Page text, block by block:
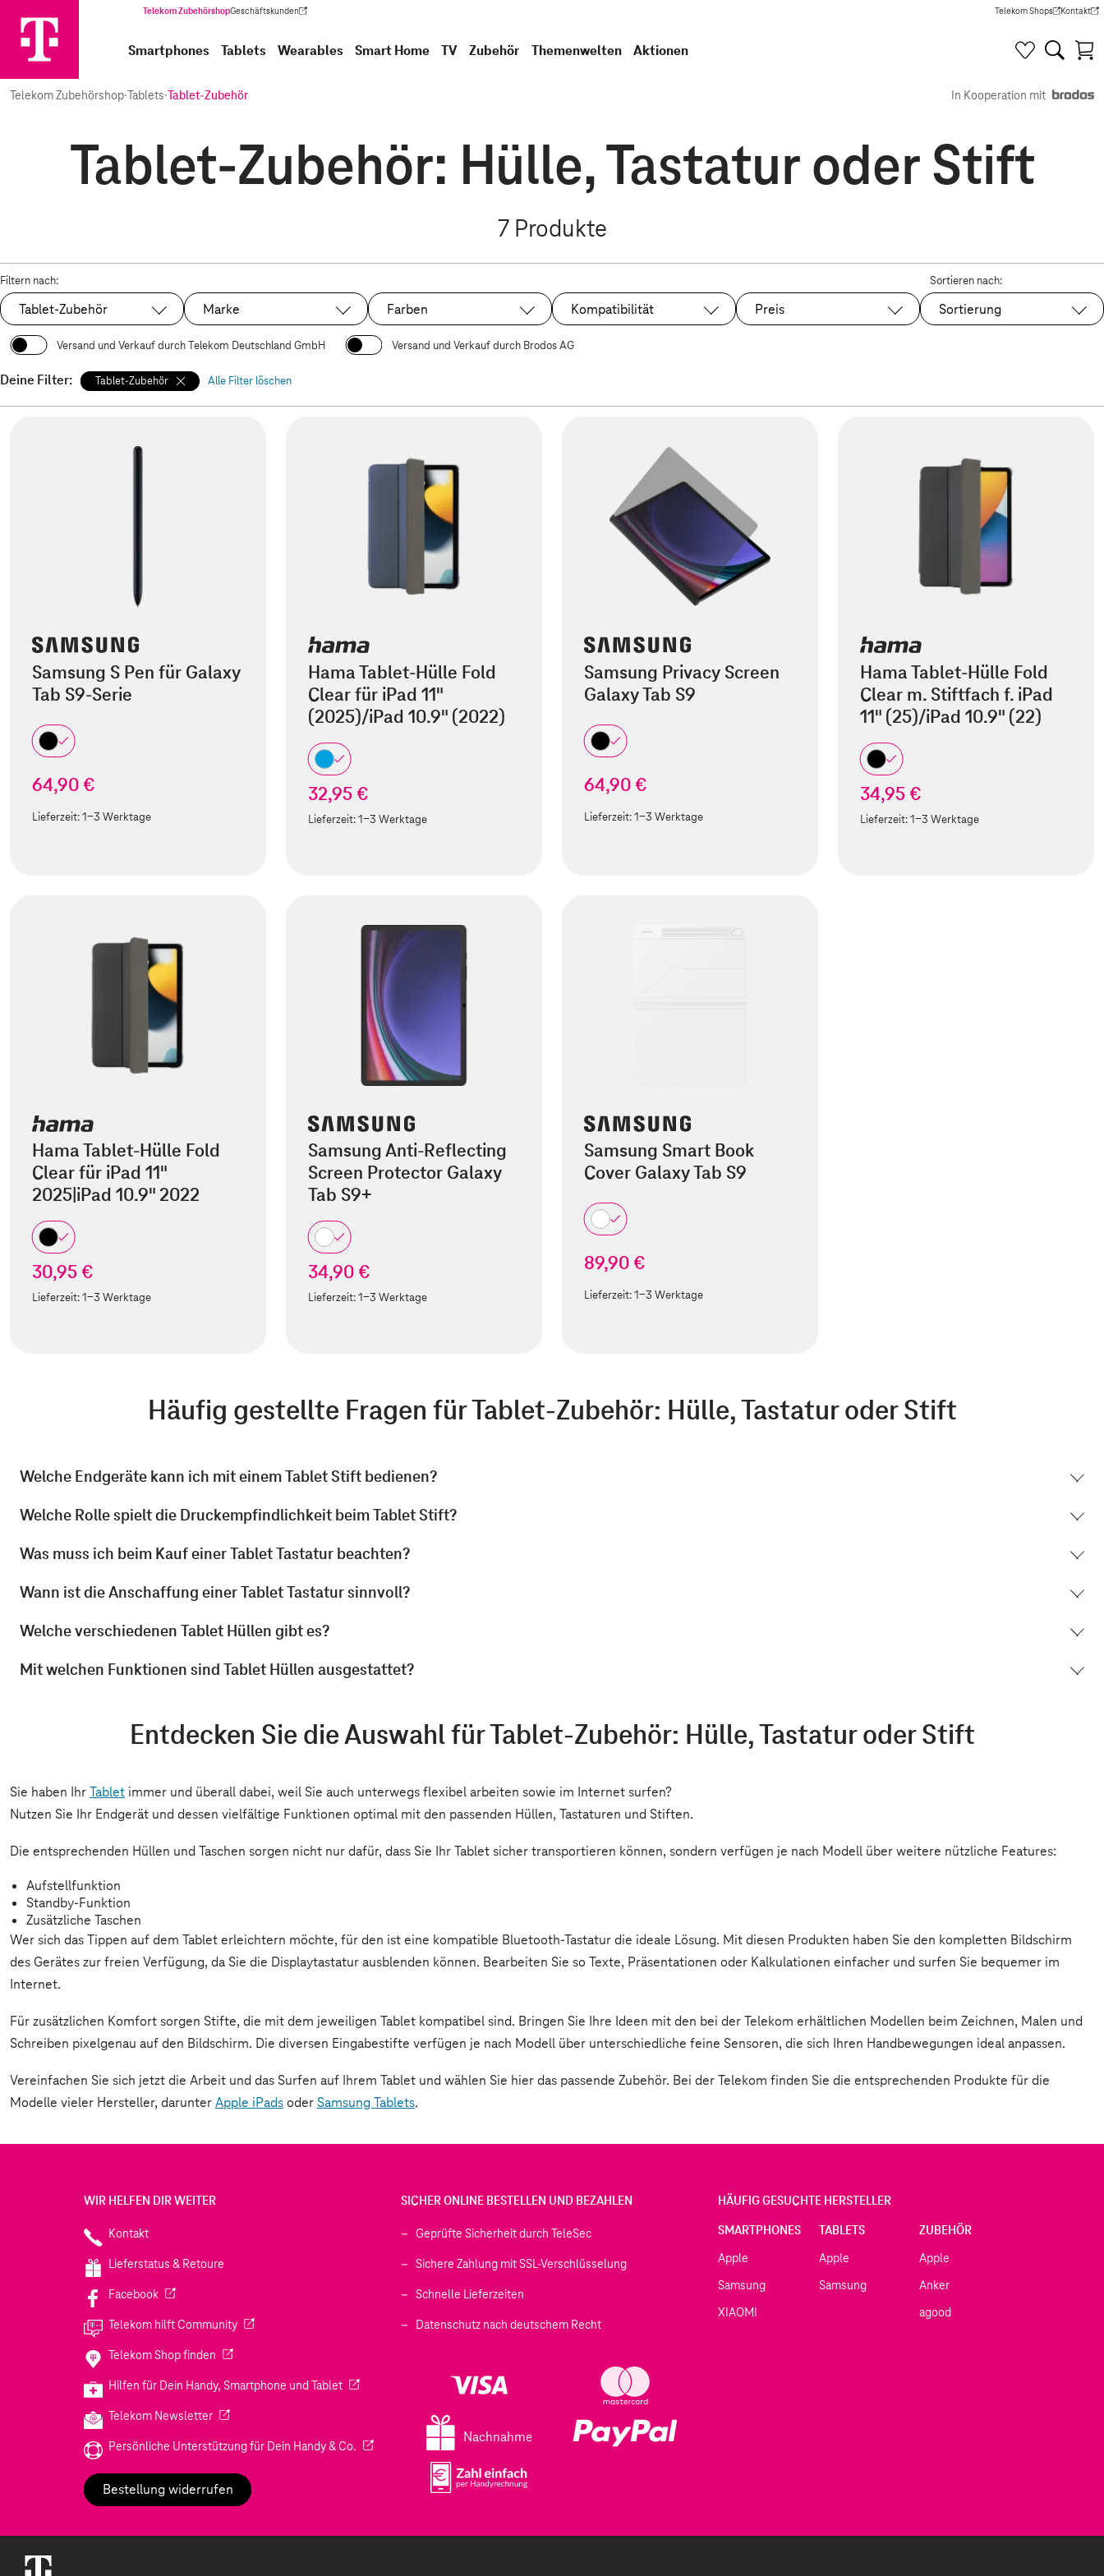
Telekom ZubehörshopGeschäftskunden
(Wird in einem neuen Tab geöffnet) Telekom Shops
(Wird in einem neuen Tab
Kontakt
(Wird in
Smartphones Tablets Wearables Smart Home TV Zubehör Themenwelten Aktionen
Telekom Zubehörshop·Tablets·Tablet-Zubehör In Kooperation mit
Tablet-Zubehör: Hülle, Tastatur oder Stift
7 Produkte
Filtern nach:
Ausgewählt:
Tablet-Zubehör Marke Farben Kompatibilität Preis
Sortieren nach:
Sortierung
Versand und Verkauf durch Telekom Deutschland GmbH Versand und Verkauf durch Brodos AG
Deine Filter: Tablet-Zubehör Alle Filter löschen
Samsung S Pen für Galaxy
Tab S9-Serie
64,90 €
Lieferzeit:1-3 Werktage
Hama Tablet-Hülle Fold
Clear für iPad 11"
(2025)/iPad 10.9" (2022)
32,95 €
Lieferzeit:1-3 Werktage
Samsung Privacy Screen
Galaxy Tab S9
64,90 €
Lieferzeit:1-3 Werktage
Hama Tablet-Hülle Fold
Clear m. Stiftfach f. iPad
11" (25)/iPad 10.9" (22)
34,95 €
Lieferzeit:1-3 Werktage
Hama Tablet-Hülle Fold
Clear für iPad 11"
2025|iPad 10.9" 2022
30,95 €
Lieferzeit:1-3 Werktage
Samsung Anti-Reflecting
Screen Protector Galaxy
Tab S9+
34,90 €
Lieferzeit:1-3 Werktage
Samsung Smart Book
Cover Galaxy Tab S9
89,90 €
Lieferzeit:1-3 Werktage
Häufig gestellte Fragen fürTablet-Zubehör: Hülle, Tastatur oder Stift
Welche Endgeräte kann ich mit einem Tablet Stift bedienen?
Welche Rolle spielt die Druckempfindlichkeit beim Tablet Stift?
Was muss ich beim Kauf einer Tablet Tastatur beachten?
Wann ist die Anschaffung einer Tablet Tastatur sinnvoll?
Welche verschiedenen Tablet Hüllen gibt es?
Mit welchen Funktionen sind Tablet Hüllen ausgestattet?
Entdecken Sie die Auswahl fürTablet-Zubehör: Hülle, Tastatur oder Stift
Sie haben IhrTablet immer und überall dabei, weil Sie auch unterwegs flexibel arbeiten sowie im Internet surfen?
Nutzen Sie Ihr Endgerät und dessen vielfältige Funktionen optimal mit den passenden Hüllen, Tastaturen und Stiften.
Die entsprechenden Hüllen und Taschen sorgen nicht nur dafür, dass Sie Ihr Tablet sicher transportieren können, sondern verfügen je nach Modell über weitere nützliche Features:
Aufstellfunktion
Standby-Funktion
Zusätzliche Taschen
Wer sich das Tippen auf dem Tablet erleichtern möchte, für den ist eine kompatible Bluetooth-Tastatur die ideale Lösung. Mit diesen Produkten haben Sie den kompletten Bildschirm
des Gerätes zur freien Verfügung, da Sie die Displaytastatur ausblenden können. Bearbeiten Sie so Texte, Präsentationen oder Kalkulationen einfacher und surfen Sie bequemer im
Internet.
Für zusätzlichen Komfort sorgen Stifte, die mit dem jeweiligen Tablet kompatibel sind. Bringen Sie Ihre Ideen mit den bei der Telekom erhältlichen Modellen beim Zeichnen, Malen und
Schreiben pixelgenau auf den Bildschirm. Die diversen Eingabestifte verfügen je nach Modell über unterschiedliche feine Sensoren, die sich Ihren Handbewegungen ideal anpassen.
Vereinfachen Sie sich jetzt die Arbeit und das Surfen auf Ihrem Tablet und wählen Sie hier das passende Zubehör. Bei der Telekom finden Sie die entsprechenden Produkte für die
Modelle vieler Hersteller, darunterApple iPadsoder Samsung Tablets.
WIR HELFEN DIR WEITER
Kontakt
Lieferstatus & Retoure
Facebook(Wird in einem neuen Tab geöffnet)
Telekom hilft Community(Wird in einem neuen Tab geöffnet)
Telekom Shop finden (Wird in einem neuen Tab geöffnet)
Hilfen für Dein Handy, Smartphone und Tablet(Wird in einem neuen Tab geöffnet)
Telekom Newsletter(Wird in einem neuen Tab geöffnet)
Persönliche Unterstützung für Dein Handy & Co. (Wird in einem neuen Tab geöffnet)
Bestellung widerrufen
SICHER ONLINE BESTELLEN UND BEZAHLEN
Geprüfte Sicherheit durch TeleSec
Sichere Zahlung mit SSL-Verschlüsselung
Schnelle Lieferzeiten
Datenschutz nach deutschem Recht
Nachnahme
HÄUFIG GESUCHTE HERSTELLER
SMARTPHONES
Apple
Samsung
XIAOMI
TABLETS
Apple
Samsung
ZUBEHÖR
Apple
Anker
agood